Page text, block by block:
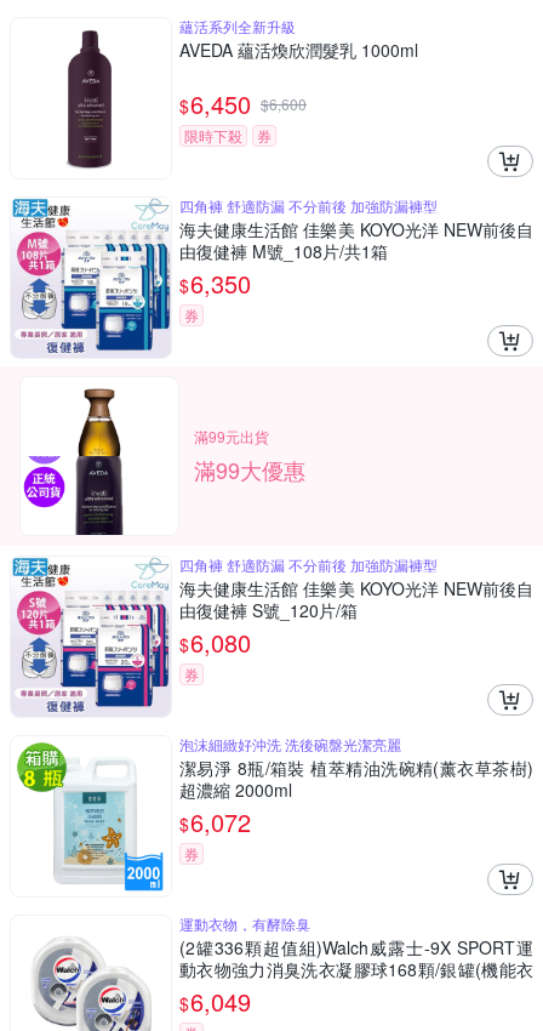
蘊活系列全新升級
AVEDA 蘊活煥欣潤髮乳 1000ml
$6,450 $6,600
限時下殺
券
四角褲 舒適防漏 不分前後 加強防漏褲型
海夫健康生活館 佳樂美 KOYO光洋 NEW前後自
由復健褲 M號_108片/共1箱
$6,350
券
滿99元出貨
滿99大優惠
四角褲 舒適防漏 不分前後 加強防漏褲型
海夫健康生活館 佳樂美 KOYO光洋 NEW前後自
由復健褲 S號_120片/箱
$6,080
券
泡沫細緻好沖洗 洗後碗盤光潔亮麗
潔易淨 8瓶/箱裝 植萃精油洗碗精(薰衣草茶樹)
超濃縮 2000ml
$6,072
券
運動衣物，有酵除臭
(2罐336顆超值組)Walch威露士-9X SPORT運
動衣物強力消臭洗衣凝膠球168顆/銀罐(機能衣
物除異味洗衣膠囊,持久留香9倍潔淨力洗衣珠,
柔順護衣酵素去汙防汗臭)
$6,049